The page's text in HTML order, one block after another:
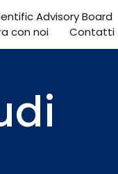
Advisory Board
con noi Contatti